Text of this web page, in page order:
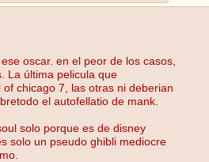
oscar. en el peor de los casos,
La última pelicula que
chicago 7, las otras ni deberian
el autofellatio de mank.
solo porque es de disney
solo un pseudo ghibli mediocre